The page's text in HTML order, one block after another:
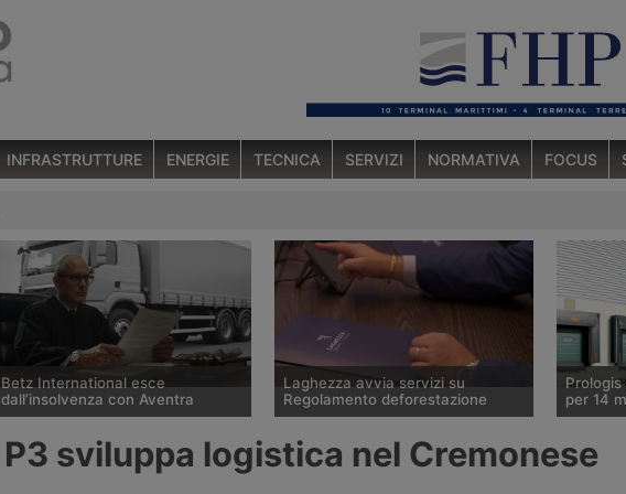
INFRASTRUTTURE ENERGIE TECNICA SERVIZI NORMATIVA FOCUS
Betz International esce
dall’insolvenza con Aventra
storico spedizioniere tedesco Betz
International, in procedura
Laghezza avvia servizi su
Regolamento deforestazione
deforestazione Eudr entrerà in
per 14
P3 sviluppa logistica nel Cremonese